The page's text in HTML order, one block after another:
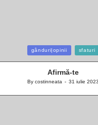
gânduri|opinii sfaturi
Afirmă-te
Posted
Bycostinneata 31 iulie 2023